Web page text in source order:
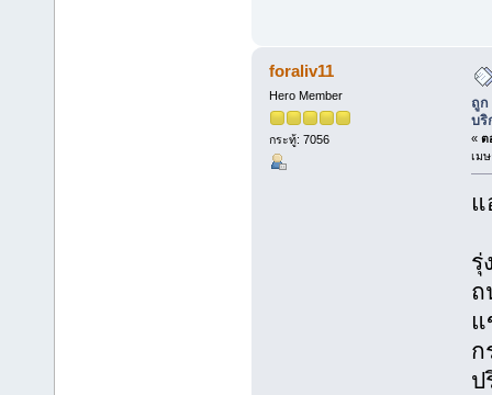
foraliv11
Hero Member
กระทู้: 7056
ถูก
บริ
« ต
เม
แ
รุ่
ถ
แ
ก
ป